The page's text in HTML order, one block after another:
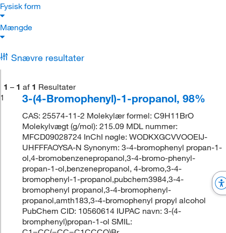
Fysisk form
Mængde
Snævre resultater
1 – 1 af 1 Resultater
1
3-(4-Bromophenyl)-1-propanol, 98%
CAS: 25574-11-2 Molekylær formel: C9H11BrO
Molekylvægt (g/mol): 215.09 MDL nummer:
MFCD09028724 InChI nøgle: WODKXGCVVOOEIJ-
UHFFFAOYSA-N Synonym: 3-4-bromophenyl propan-1-
ol,4-bromobenzenepropanol,3-4-bromo-phenyl-
propan-1-ol,benzenepropanol, 4-bromo,3-4-
bromophenyl-1-propanol,pubchem3984,3-4-
bromophenyl propanol,3-4-bromophenyl-
propanol,amth183,3-4-bromophenyl propyl alcohol
PubChem CID: 10560614 IUPAC navn: 3-(4-
bromphenyl)propan-1-ol SMIL: